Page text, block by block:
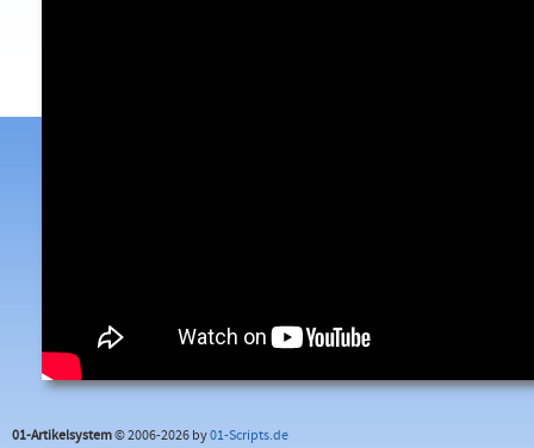
01-Artikelsystem© 2006-2026 by01-Scripts.de